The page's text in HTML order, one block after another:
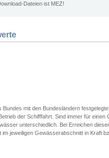
Dateien ist MEZ!
mit den Bundesländern
der Schifffahrt. Sind immer für einen
unterschiedlich. Bei Erreichen
jeweiligen Gewässerabschnitt in Kraft